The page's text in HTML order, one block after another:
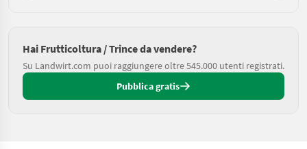
Hai Frutticoltura / Trince da vendere?
Su Landwirt.com puoi raggiungere oltre 545.000 utenti registrati.
Pubblica gratis